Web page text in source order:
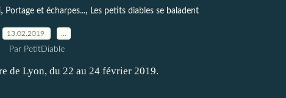
, Portage et écharpes..., Les petits diables se baladent
13.02.2019
Par PetitDiable